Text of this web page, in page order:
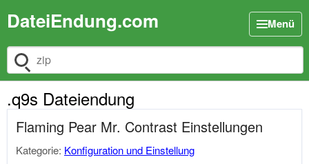
DateiEndung.com Menü
Dateiendung suchen
.q9s Dateiendung
Flaming Pear Mr. Contrast Einstellungen
Kategorie: Konfiguration und Einstellung